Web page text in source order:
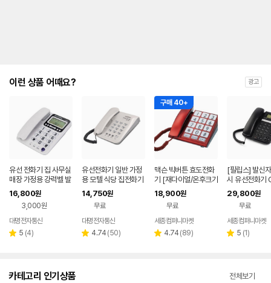
이런 상품 어때요? 광고
유선 전화기 집 사무실
매장 가정용 강력벨 발
신자표시전화기 큰 벨
소리
16,800원
3,000원
대명전자통신
별 5 리
(4)
유선전화기 일반 가정
용 모텔 식당 집전화기
깔끔한 전화 매장
14,750원
무료
대명전자통신
별 4.74 리
(50)
구매 40+
맥슨 빅버튼 효도전화
기 [재다이얼/온후크기
능] 빅버튼
18,900원
무료
세종컴퍼니마켓
별 4.74 리
(89)
[필립스] 발신
시 유선전화기
026
29,800원
무료
세종컴퍼니마켓
별 5 리
(1)
카테고리 인기상품 전체보기